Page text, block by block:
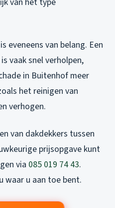
eveneens van belang. Een
vaak snel verholpen,
in Buitenhof meer
het reinigen van
verhogen.
van dakdekkers tussen
prijsopgave kunt
via 085 019 74 43.
waar u aan toe bent.